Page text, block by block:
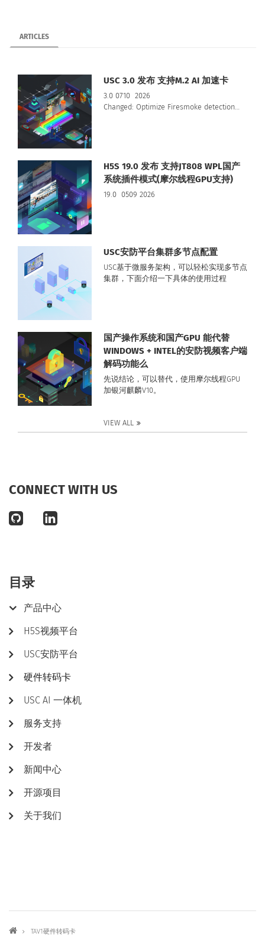
ARTICLES
USC 3.0 发布 支持M.2 AI 加速卡
3.0 0710 2026
Changed: Optimize Firesmoke detection…
H5S 19.0 发布 支持JT808 WPL国产
系统插件模式(摩尔线程GPU支持)
19.0 0509 2026
USC安防平台集群多节点配置
USC基于微服务架构，可以轻松实现多节点
集群，下面介绍一下具体的使用过程
国产操作系统和国产GPU 能代替
WINDOWS + INTEL的安防视频客户端
解码功能么
先说结论，可以替代，使用摩尔线程GPU
加银河麒麟V10。
VIEW ALL
CONNECT WITH US
githublinkedin
目录
产品中心
H5S视频平台
USC安防平台
硬件转码卡
USC AI 一体机
服务支持
开发者
新闻中心
开源项目
关于我们
BREADCRUMB
TAV1硬件转码卡